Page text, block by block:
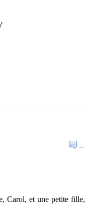
…
Carol, et une petite fille,